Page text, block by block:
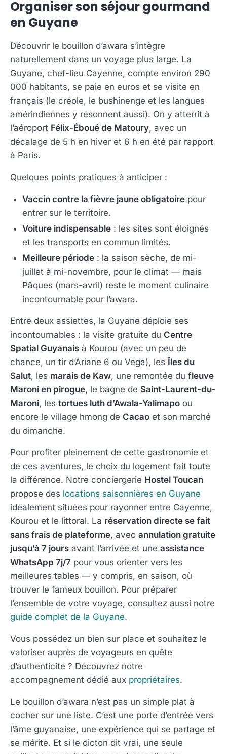
Organiser son séjour gourmand
en Guyane
Découvrir le bouillon d’awara s’intègre
naturellement dans un voyage plus large. La
Guyane, chef-lieu Cayenne, compte environ 290
000 habitants, se paie en euros et se visite en
français (le créole, le bushinenge et les langues
amérindiennes y résonnent aussi). On y atterrit à
l’aéroport Félix-Éboué de Matoury, avec un
décalage de 5 h en hiver et 6 h en été par rapport
à Paris.
Quelques points pratiques à anticiper :
Vaccin contre la fièvre jaune obligatoire pour
entrer sur le territoire.
Voiture indispensable : les sites sont éloignés
et les transports en commun limités.
Meilleure période : la saison sèche, de mi-
juillet à mi-novembre, pour le climat — mais
Pâques (mars-avril) reste le moment culinaire
incontournable pour l’awara.
Entre deux assiettes, la Guyane déploie ses
incontournables : la visite gratuite du Centre
Spatial Guyanais à Kourou (avec un peu de
chance, un tir d’Ariane 6 ou Vega), les Îles du
Salut, les marais de Kaw, une remontée du fleuve
Maroni en pirogue, le bagne de Saint-Laurent-du-
Maroni, les tortues luth d’Awala-Yalimapo ou
encore le village hmong de Cacao et son marché
du dimanche.
Pour profiter pleinement de cette gastronomie et
de ces aventures, le choix du logement fait toute
la différence. Notre conciergerie Hostel Toucan
propose des locations saisonnières en Guyane
idéalement situées pour rayonner entre Cayenne,
Kourou et le littoral. La réservation directe se fait
sans frais de plateforme, avec annulation gratuite
jusqu’à 7 jours avant l’arrivée et une assistance
WhatsApp 7j/7 pour vous orienter vers les
meilleures tables — y compris, en saison, où
trouver le fameux bouillon. Pour préparer
l’ensemble de votre voyage, consultez aussi notre
guide complet de la Guyane.
Vous possédez un bien sur place et souhaitez le
valoriser auprès de voyageurs en quête
d’authenticité ? Découvrez notre
accompagnement dédié aux propriétaires.
Le bouillon d’awara n’est pas un simple plat à
cocher sur une liste. C’est une porte d’entrée vers
l’âme guyanaise, une expérience qui se partage et
se mérite. Et si le dicton dit vrai, une seule